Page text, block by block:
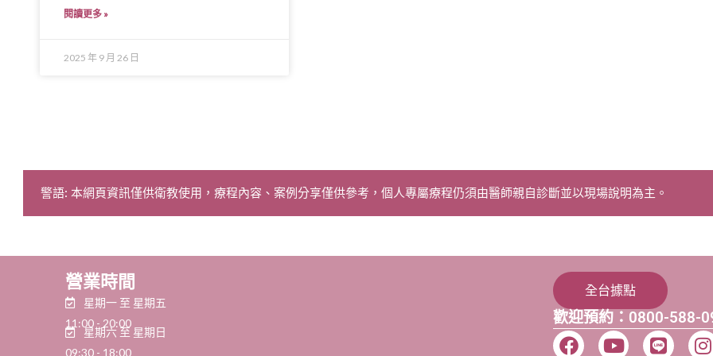
閱讀更多 »
2025 年 9 月 26 日
警語: 本網頁資訊僅供衛教使用，療程內容、案例分享僅供參考，個人專屬療程仍須由醫師親自診斷並以現場說明為主。
營業時間
星期一 至 星期五
11:00 - 20:00
星期六 至 星期日
09:30 - 18:00
全台據點
歡迎預約：0800-588-